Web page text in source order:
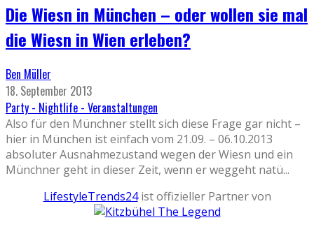
Die Wiesn in München – oder wollen sie mal
die Wiesn in Wien erleben?
Ben Müller
18. September 2013
Party - Nightlife - Veranstaltungen
Also für den Münchner stellt sich diese Frage gar nicht –
hier in München ist einfach vom 21.09. – 06.10.2013
absoluter Ausnahmezustand wegen der Wiesn und ein
Münchner geht in dieser Zeit, wenn er weggeht natü...
LifestyleTrends24ist offizieller Partner von